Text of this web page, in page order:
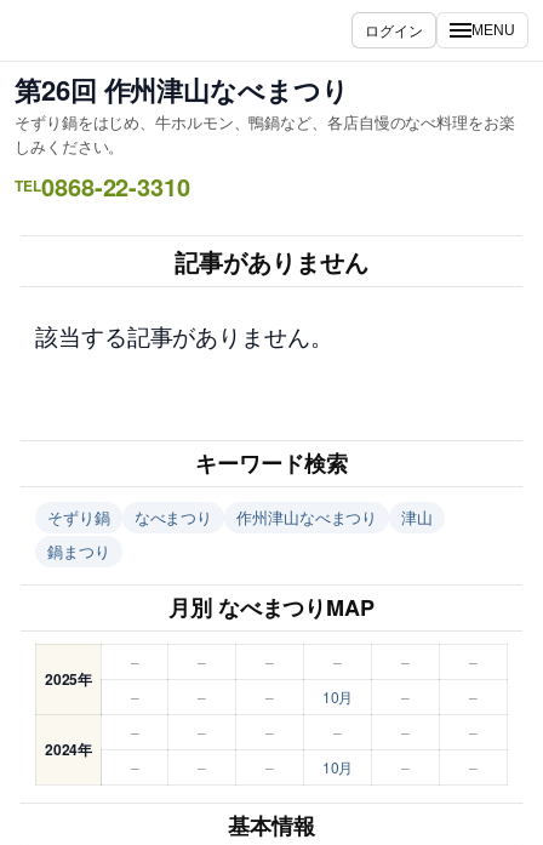
を
ス
キ
ッ
プ
ログイン MENU
第26回 作州津山なべまつり
そずり鍋をはじめ、牛ホルモン、鴨鍋など、各店自慢のなべ料理をお楽
しみください。
TEL0868-22-3310
記事がありません
該当する記事がありません。
キーワード検索
そずり鍋 なべまつり 作州津山なべまつり
津山
鍋まつり
月別 なべまつりMAP
2025年
– – – – –
–
–
– – 10月 – –
2024年
– – – – –
–
–
– – 10月 – –
基本情報